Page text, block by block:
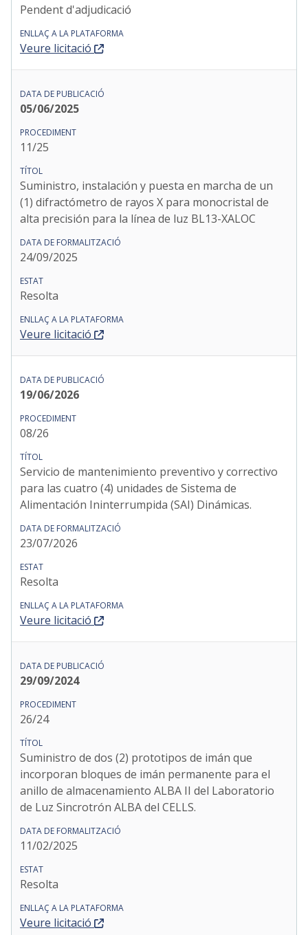
Pendent d'adjudicació
Veure licitació
05/06/2025
11/25
Suministro, instalación y puesta en marcha de un
(1) difractómetro de rayos X para monocristal de
alta precisión para la línea de luz BL13-XALOC
24/09/2025
Resolta
Veure licitació
19/06/2026
08/26
Servicio de mantenimiento preventivo y correctivo
para las cuatro (4) unidades de Sistema de
Alimentación Ininterrumpida (SAI) Dinámicas.
23/07/2026
Resolta
Veure licitació
29/09/2024
26/24
Suministro de dos (2) prototipos de imán que
incorporan bloques de imán permanente para el
anillo de almacenamiento ALBA II del Laboratorio
de Luz Sincrotrón ALBA del CELLS.
11/02/2025
Resolta
Veure licitació